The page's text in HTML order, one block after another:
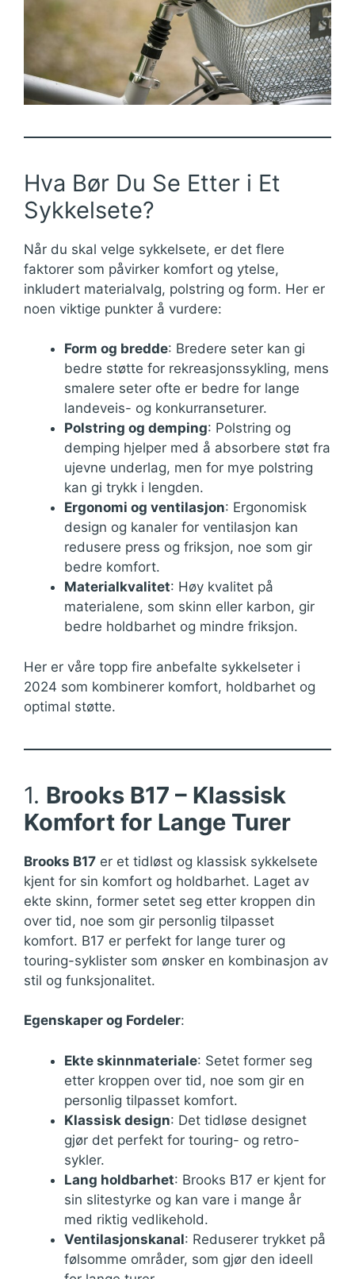
Hva Bør Du Se Etter i Et
Sykkelsete?
Når du skal velge sykkelsete, er det flere
faktorer som påvirker komfort og ytelse,
inkludert materialvalg, polstring og form. Her er
noen viktige punkter å vurdere:
Form og bredde: Bredere seter kan gi
bedre støtte for rekreasjonssykling, mens
smalere seter ofte er bedre for lange
landeveis- og konkurranseturer.
Polstring og demping: Polstring og
demping hjelper med å absorbere støt fra
ujevne underlag, men for mye polstring
kan gi trykk i lengden.
Ergonomi og ventilasjon: Ergonomisk
design og kanaler for ventilasjon kan
redusere press og friksjon, noe som gir
bedre komfort.
Materialkvalitet: Høy kvalitet på
materialene, som skinn eller karbon, gir
bedre holdbarhet og mindre friksjon.
Her er våre topp fire anbefalte sykkelseter i
2024 som kombinerer komfort, holdbarhet og
optimal støtte.
1. Brooks B17 – Klassisk
Komfort for Lange Turer
Brooks B17 er et tidløst og klassisk sykkelsete
kjent for sin komfort og holdbarhet. Laget av
ekte skinn, former setet seg etter kroppen din
over tid, noe som gir personlig tilpasset
komfort. B17 er perfekt for lange turer og
touring-syklister som ønsker en kombinasjon av
stil og funksjonalitet.
Egenskaper og Fordeler:
Ekte skinnmateriale: Setet former seg
etter kroppen over tid, noe som gir en
personlig tilpasset komfort.
Klassisk design: Det tidløse designet
gjør det perfekt for touring- og retro-
sykler.
Lang holdbarhet: Brooks B17 er kjent for
sin slitestyrke og kan vare i mange år
med riktig vedlikehold.
Ventilasjonskanal: Reduserer trykket på
følsomme områder, som gjør den ideell